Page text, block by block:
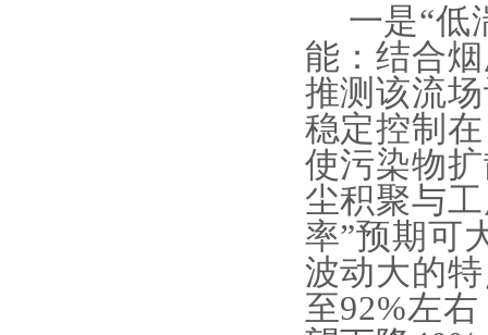
一是“低
能：结合
推测该流
稳定控制
使污染物
尘积聚与
率”预期可
波动大的
至92%左